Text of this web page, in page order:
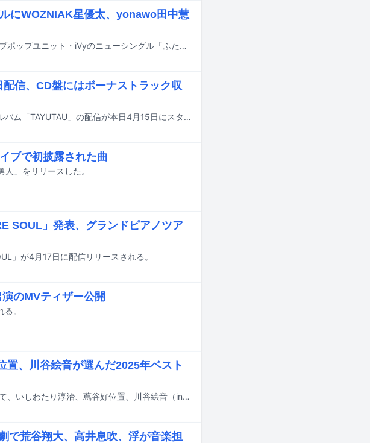
にWOZNIAK星優太、yonawo田中慧
fuki（Vo, G）とpupu（Vo, Key）によるオルタナティブポップユニット・iVyのニューシングル「ふたごのライカ / セプタム」が4月22日に配信リリースされる。
信、CD盤にはボーナストラック収
古舘佑太郎（The SALOVERS、ex. THE 2）のフルアルバム「TAYUTAU」の配信が本日4月15日にスタートした。
ブで初披露された曲
」をリリースした。
SOUL」発表、グランドピアノツア
」が4月17日に配信リリースされる。
のMVティザー公開
。
置、川谷絵音が選んだ2025年ベスト
昨日1月18日に放送された音楽番組「EIGHT-JAM」にて、いしわたり淳治、蔦谷好位置、川谷絵音（indigo la End、ゲスの極み乙女、ジェニーハイ、ichikoro、礼賛）が選んだ「2025年のマイベスト10」が発表された。
で荒谷翔大、高井息吹、浮が音楽担